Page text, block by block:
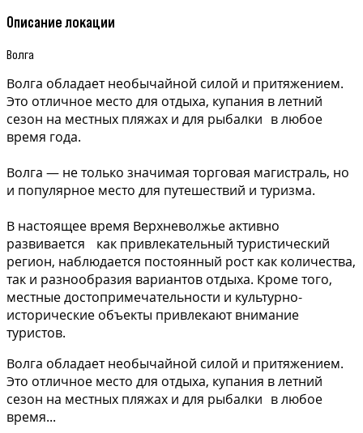
Описание локации
Волга
Волга обладает необычайной силой и притяжением.
Это отличное место для отдыха, купания в летний
сезон на местных пляжах и для рыбалки в любое
время года.
Волга — не только значимая торговая магистраль, но
и популярное место для путешествий и туризма.
В настоящее время Верхневолжье активно
развивается как привлекательный туристический
регион, наблюдается постоянный рост как количества,
так и разнообразия вариантов отдыха. Кроме того,
местные достопримечательности и культурно-
исторические объекты привлекают внимание
туристов.
Волга обладает необычайной силой и притяжением.
Это отличное место для отдыха, купания в летний
сезон на местных пляжах и для рыбалки в любое
время...